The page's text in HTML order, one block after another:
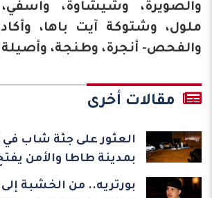
والصويرة، وشيشاوة،
ملول، وشتوكة آيت باها،
والفحص- أنجرة، وطنجة،
مقالات أخرى
العثور على جثة شاب
بمدينة طاطا والأمن
بورتريه.. من الخشبة إلى